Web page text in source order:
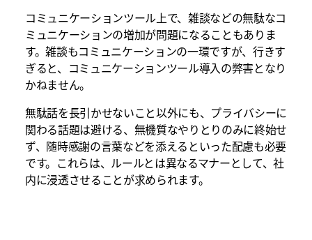
コミュニケーションツール上で、雑談などの無駄なコ
ミュニケーションの増加が問題になることもありま
す。雑談もコミュニケーションの一環ですが、行きす
ぎると、コミュニケーションツール導入の弊害となり
かねません。
無駄話を長引かせないこと以外にも、プライバシーに
関わる話題は避ける、無機質なやりとりのみに終始せ
ず、随時感謝の言葉などを添えるといった配慮も必要
です。これらは、ルールとは異なるマナーとして、社
内に浸透させることが求められます。